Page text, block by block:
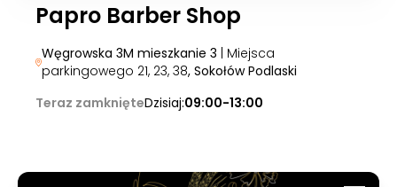
Papro Barber Shop
Węgrowska 3M mieszkanie 3 | Miejsca
parkingowego 21, 23, 38, Sokołów Podlaski
Teraz zamknięteDzisiaj:09:00-13:00